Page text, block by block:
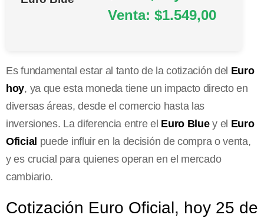
Venta: $1.549,00
Es fundamental estar al tanto de la cotización del Euro
hoy, ya que esta moneda tiene un impacto directo en
diversas áreas, desde el comercio hasta las
inversiones. La diferencia entre el Euro Bluey el Euro
Oficial puede influir en la decisión de compra o venta,
y es crucial para quienes operan en el mercado
cambiario.
Cotización Euro Oficial, hoy 25 de